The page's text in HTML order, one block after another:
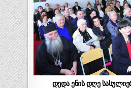
დედა ენის დღე